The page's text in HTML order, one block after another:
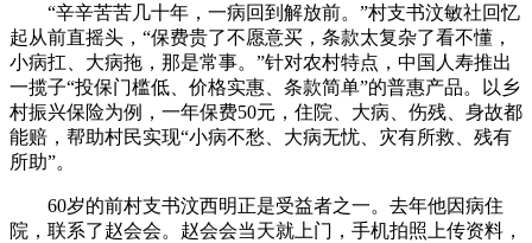
“辛辛苦苦几十年，一病回到解放前。”村支书汶敏社回忆
起从前直摇头，“保费贵了不愿意买，条款太复杂了看不懂，
小病扛、大病拖，那是常事。”针对农村特点，中国人寿推出
一揽子“投保门槛低、价格实惠、条款简单”的普惠产品。以乡
村振兴保险为例，一年保费50元，住院、大病、伤残、身故都
能赔，帮助村民实现“小病不愁、大病无忧、灾有所救、残有
所助”。
60岁的前村支书汶西明正是受益者之一。去年他因病住
院，联系了赵会会。赵会会当天就上门，手机拍照上传资料，